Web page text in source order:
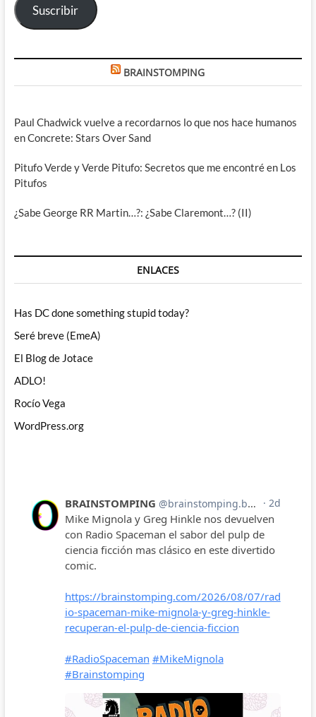
Suscribir
BRAINSTOMPING
Paul Chadwick vuelve a recordarnos lo que nos hace humanos
en Concrete: Stars Over Sand
Pitufo Verde y Verde Pitufo: Secretos que me encontré en Los
Pitufos
¿Sabe George RR Martin…?: ¿Sabe Claremont…? (II)
ENLACES
Has DC done something stupid today?
Seré breve (EmeA)
El Blog de Jotace
ADLO!
Rocío Vega
WordPress.org